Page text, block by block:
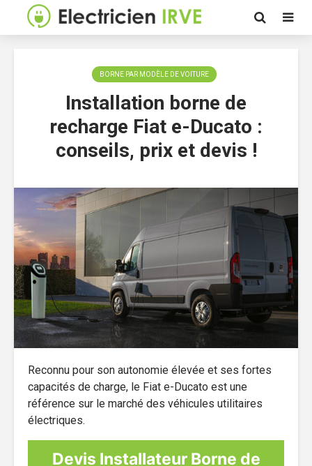
BORNE PAR MODÈLE DE VOITURE
Installation borne de
recharge Fiat e-Ducato :
conseils, prix et devis !
Reconnu pour son autonomie élevée et ses fortes
capacités de charge, le Fiat e-Ducato est une
référence sur le marché des véhicules utilitaires
électriques.